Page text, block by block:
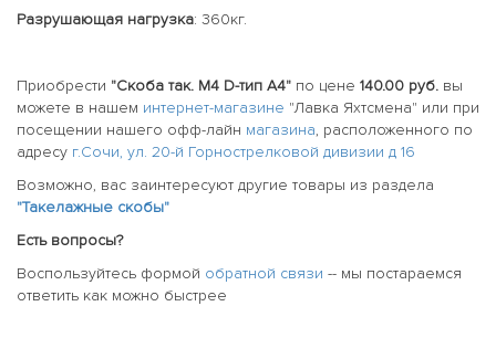
Разрушающая нагрузка: 360кг.
Приобрести "Скоба так. М4 D-тип A4" по цене 140.00 руб. вы
можете в нашем интернет-магазине "Лавка Яхтсмена" или при
посещении нашего офф-лайн магазина, расположенного по
адресу г.Сочи, ул. 20-й Горнострелковой дивизии д 16
Возможно, вас заинтересуют другие товары из раздела
"Такелажные скобы"
Есть вопросы?
Воспользуйтесь формой обратной связи -- мы постараемся
ответить как можно быстрее